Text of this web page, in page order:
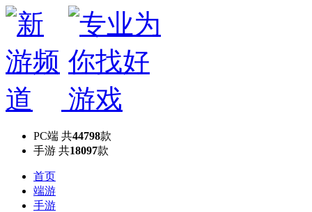
PC端 共44798款
手游 共18097款
首页
端游
手游